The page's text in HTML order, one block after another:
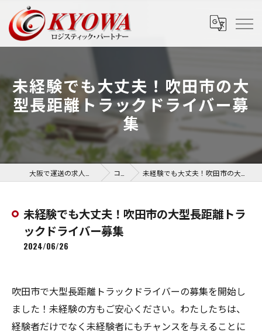
未経験でも大丈夫！吹田市の大
型長距離トラックドライバー募
集
コラム 未経験でも大丈夫！吹田市の大型長距離トラックドライバー募集
未経験でも大丈夫！吹田市の大型長距離トラ
ックドライバー募集
2024/06/26
吹田市で大型長距離トラックドライバーの募集を開始し
ました！未経験の方もご安心ください。わたしたちは、
経験者だけでなく未経験者にもチャンスを与えることに